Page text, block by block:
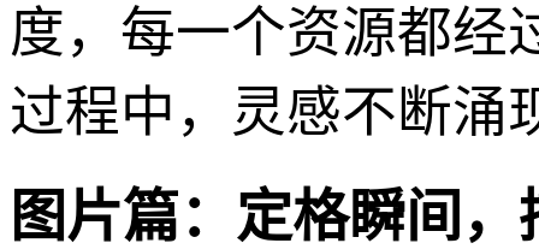
度，每一个资源都经
过程中，灵感不断涌
图片篇：定格瞬间，